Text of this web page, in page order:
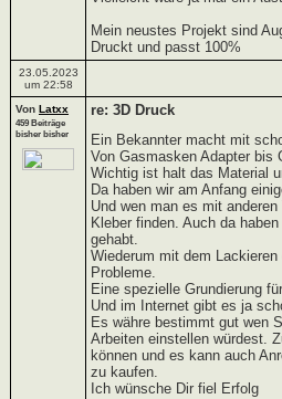
Mein neustes Projekt sind
Druckt und passt 100%
23.05.2023
um 22:58
Von Latxx
459 Beiträge
bisher bisher
re: 3D Druck
Ein Bekannter macht mit
Von Gasmasken Adapter bis
Wichtig ist halt das Material
Da haben wir am Anfang
Und wen man es mit
Kleber finden. Auch da
gehabt.
Wiederum mit dem
Probleme.
Eine spezielle Grundierung
Und im Internet gibt es ja
Es währe bestimmt gut wen
Arbeiten einstellen würdest.
können und es kann auch
zu kaufen.
Ich wünsche Dir fiel Erfolg